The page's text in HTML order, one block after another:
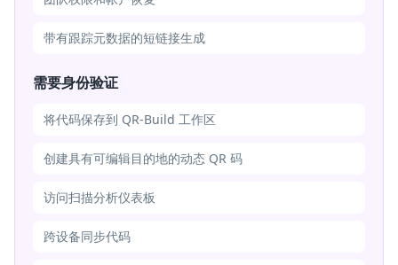
带有跟踪元数据的短链接生成
需要身份验证
将代码保存到 QR-Build 工作区
创建具有可编辑目的地的动态 QR 码
访问扫描分析仪表板
跨设备同步代码